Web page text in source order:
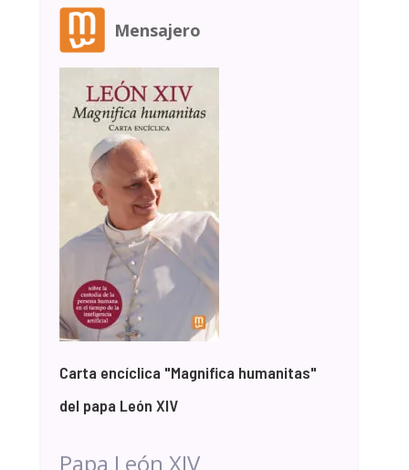
Mensajero
Carta encíclica "Magnifica humanitas"
del papa León XIV
Papa León XIV